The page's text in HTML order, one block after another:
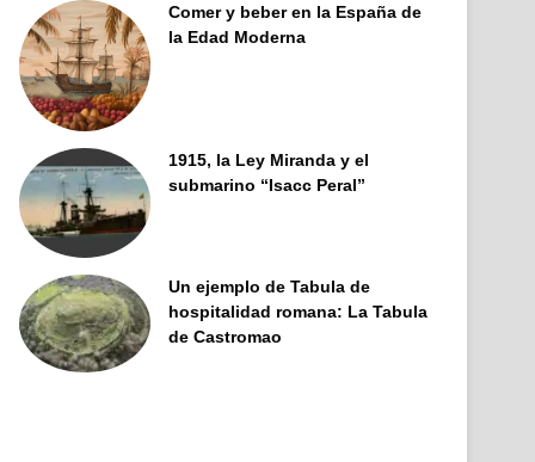
Comer y beber en la España de
la Edad Moderna
1915, la Ley Miranda y el
submarino “Isacc Peral”
Un ejemplo de Tabula de
hospitalidad romana: La Tabula
de Castromao